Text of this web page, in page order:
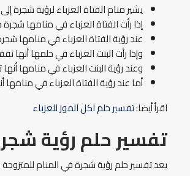
يشير منام الفتاة العزباء لرؤية شجرة
إذا رأت الفتاة العزباء في منامها
عند رؤية الفتاة العزباء في منامها
وإذا رأت البنت العزباء في حلمها
وعند رؤية البنت العزباء في منامها
أما عند رؤية الفتاة العزباء في
اقرأ أيضا:تفسير حلم اكل الموز للعزباء
تفسير حلم رؤية
يعد تفسير حلم رؤية شجرة في المنام